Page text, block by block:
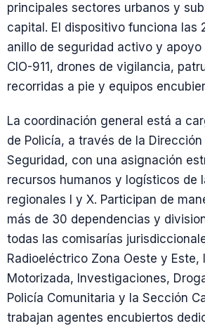
principales sectores urbanos y
capital. El dispositivo funciona las
anillo de seguridad activo y apoyo
CIO-911, drones de vigilancia,
recorridas a pie y equipos
La coordinación general está a
de Policía, a través de la Dirección
Seguridad, con una asignación
recursos humanos y logísticos de
regionales I y X. Participan de
más de 30 dependencias y
todas las comisarías
Radioeléctrico Zona Oeste y Este,
Motorizada, Investigaciones,
Policía Comunitaria y la Sección
trabajan agentes encubiertos